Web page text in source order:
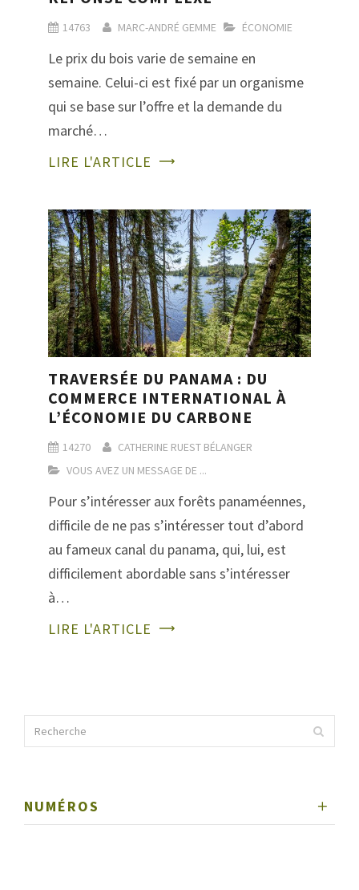
14763 MARC-ANDRÉ GEMME ÉCONOMIE
Le prix du bois varie de semaine en
semaine. Celui-ci est fixé par un organisme
qui se base sur l’offre et la demande du
marché…
LIRE L'ARTICLE
TRAVERSÉE DU PANAMA : DU
COMMERCE INTERNATIONAL À
L’ÉCONOMIE DU CARBONE
14270
CATHERINE RUEST BÉLANGER
VOUS AVEZ UN MESSAGE DE ...
Pour s’intéresser aux forêts panaméennes,
difficile de ne pas s’intéresser tout d’abord
au fameux canal du panama, qui, lui, est
difficilement abordable sans s’intéresser
à…
LIRE L'ARTICLE
NUMÉROS